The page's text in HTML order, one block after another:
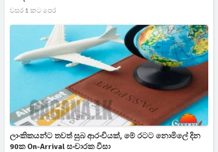
වසර 1 කට පෙර
ලාංකිකයන්ට තවත් සුබ ආරංචියක්, මේ රටට නොමිලේ දින
90ක On-Arrival සංචාරක වීසා